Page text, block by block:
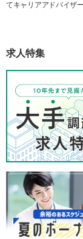
てキャリアアドバイザ
求人特集